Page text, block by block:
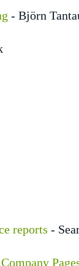
- Björn
reports -